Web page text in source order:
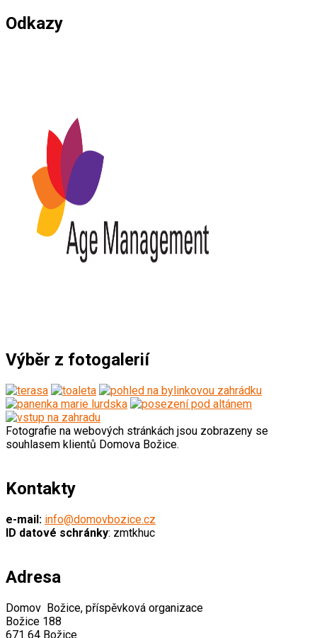
Odkazy
Výběr z fotogalerií
Fotografie na webových stránkách jsou zobrazeny se
souhlasem klientů Domova Božice.
Kontakty
e-mail: info@domovbozice.cz
ID datové schránky: zmtkhuc
Adresa
Domov Božice, příspěvková organizace
Božice 188
671 64 Božice